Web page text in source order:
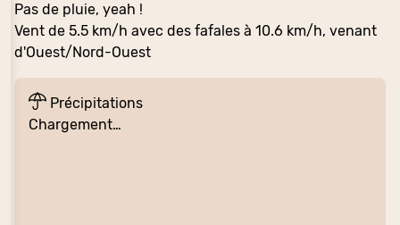
Pas de pluie, yeah !
Vent de 5.5 km/h avec des fafales à 10.6 km/h, venant
d'Ouest/Nord-Ouest
Précipitations
Chargement…